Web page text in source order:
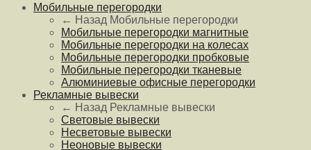
Мобильные перегородки
← Назад Мобильные перегородки
Мобильные перегородки магнитные
Мобильные перегородки на колесах
Мобильные перегородки пробковые
Мобильные перегородки тканевые
Алюминиевые офисные перегородки
Рекламные вывески
← Назад Рекламные вывески
Световые вывески
Несветовые вывески
Неоновые вывески